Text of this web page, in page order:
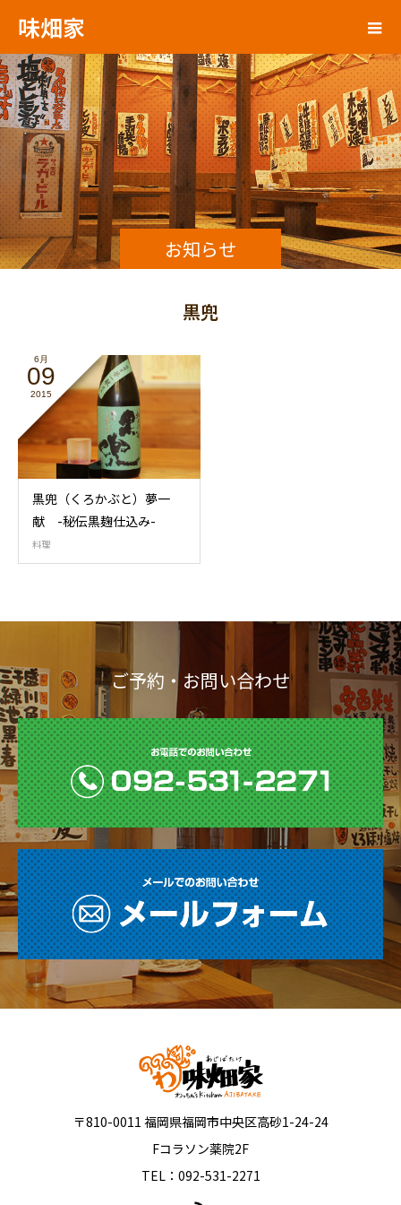
味畑家
お知らせ
黒兜
6月
09
2015
黒兜（くろかぶと）夢一
献 -秘伝黒麹仕込み-
料理
ご予約・お問い合わせ
〒810-0011 福岡県福岡市中央区高砂1-24-24
Fコラソン薬院2F
TEL：092-531-2271